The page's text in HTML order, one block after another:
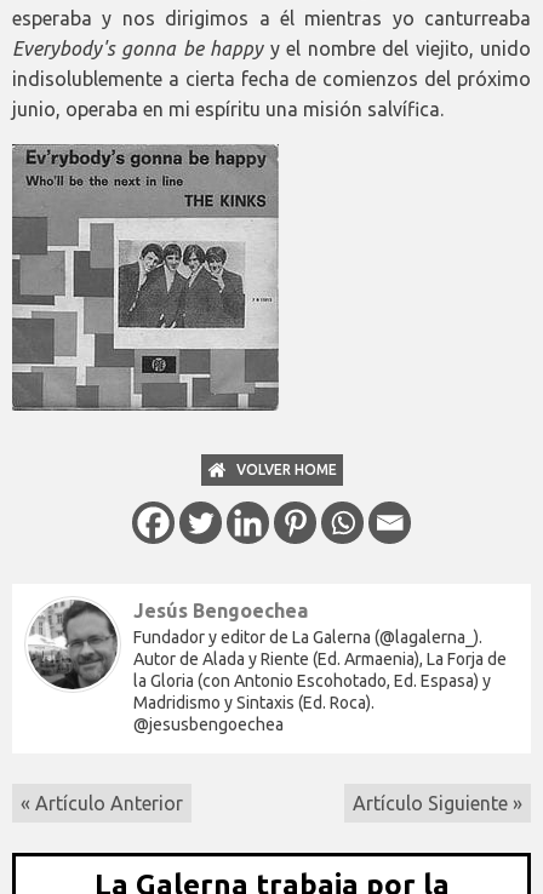
esperaba y nos dirigimos a él mientras yo canturreaba
Everybody's gonna be happyy el nombre del viejito, unido
indisolublemente a cierta fecha de comienzos del próximo
junio, operaba en mi espíritu una misión salvífica.
VOLVER HOME
Jesús Bengoechea
Fundador y editor de La Galerna (@lagalerna_).
Autor de Alada y Riente (Ed. Armaenia), La Forja de
la Gloria (con Antonio Escohotado, Ed. Espasa) y
Madridismo y Sintaxis (Ed. Roca).
@jesusbengoechea
« Artículo Anterior Artículo Siguiente »
La Galerna trabaja por la